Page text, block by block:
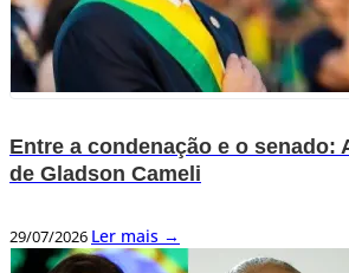
Entre a condenação e o senado:
de Gladson Cameli
29/07/2026 Ler mais →